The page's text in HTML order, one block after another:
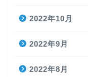
2022年10月
2022年9月
2022年8月